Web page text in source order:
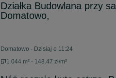
Działka Budowlana przy
Domatowo,
Domatowo - Dzisiaj o 11:24
1 044 m² - 148.47 zł/m²